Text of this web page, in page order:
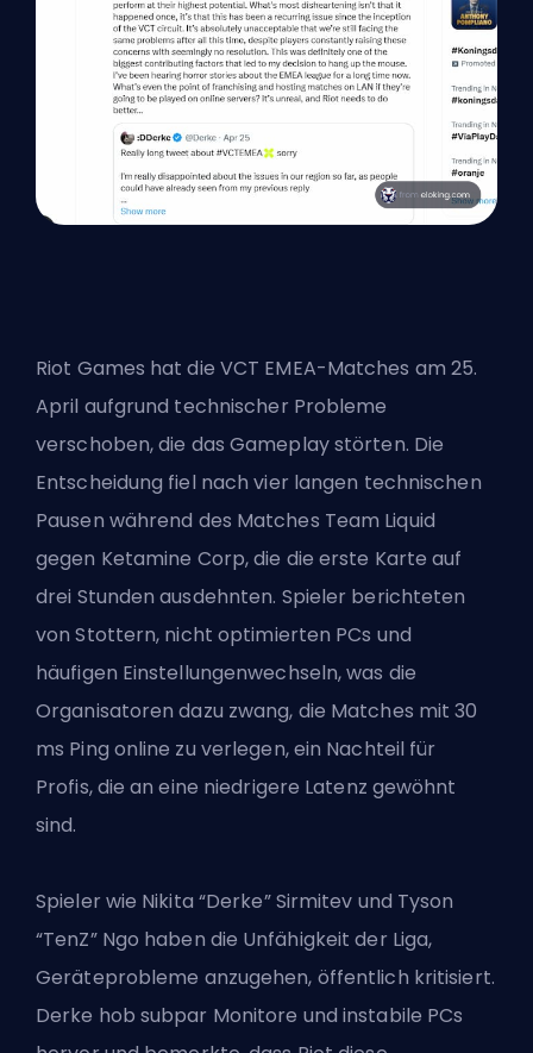
Riot Games hat die VCT EMEA-Matches am 25.
April aufgrund technischer Probleme
verschoben, die das Gameplay störten. Die
Entscheidung fiel nach vier langen technischen
Pausen während des Matches Team Liquid
gegen Ketamine Corp, die die erste Karte auf
drei Stunden ausdehnten. Spieler berichteten
von Stottern, nicht optimierten PCs und
häufigen Einstellungenwechseln, was die
Organisatoren dazu zwang, die Matches mit 30
ms Ping online zu verlegen, ein Nachteil für
Profis, die an eine niedrigere Latenz gewöhnt
sind.
Spieler wie Nikita “Derke” Sirmitev und Tyson
“TenZ” Ngo haben die Unfähigkeit der Liga,
Geräteprobleme anzugehen, öffentlich kritisiert.
Derke hob subpar Monitore und instabile PCs